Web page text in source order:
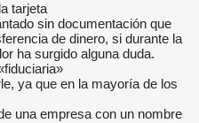
tarjeta
sin documentación que
de dinero, si durante la
ha surgido alguna duda.
ya que en la mayoría de los
una empresa con un nombre